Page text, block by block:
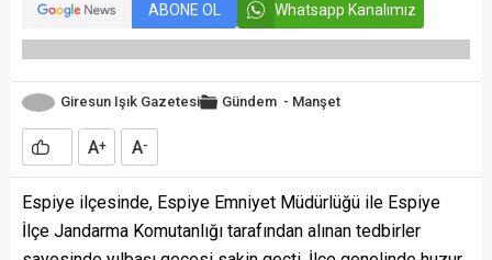
ABONE OL Whatsapp Kanalımız
Giresun Işık Gazetesi Gündem - Manşet
A+ A-
Espiye ilçesinde, Espiye Emniyet Müdürlüğü ile Espiye
İlçe Jandarma Komutanlığı tarafından alınan tedbirler